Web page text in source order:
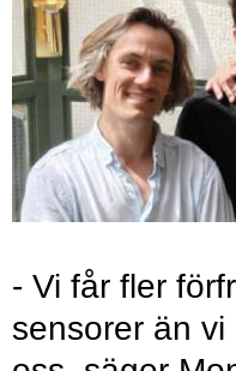
- Vi får fler
sensorer än